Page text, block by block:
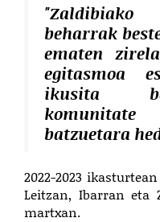
beharrak
ematen
egitasmoa
ikusita
batzuetara
2022-2023
Leitzan, Ibarran eta
martxan.